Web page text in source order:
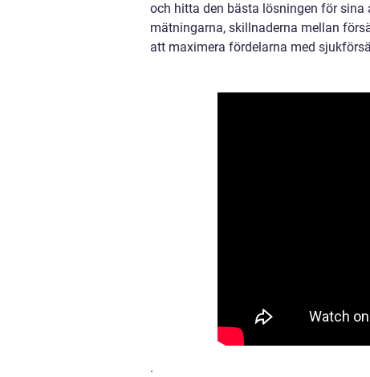
och hitta den bästa lösningen för
mätningarna, skillnaderna mellan
att maximera fördelarna med
.